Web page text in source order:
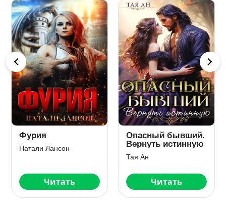
Фурия
Натали Лансон
Читать
Опасный бывший.
Вернуть истинную
Тая Ан
Читать